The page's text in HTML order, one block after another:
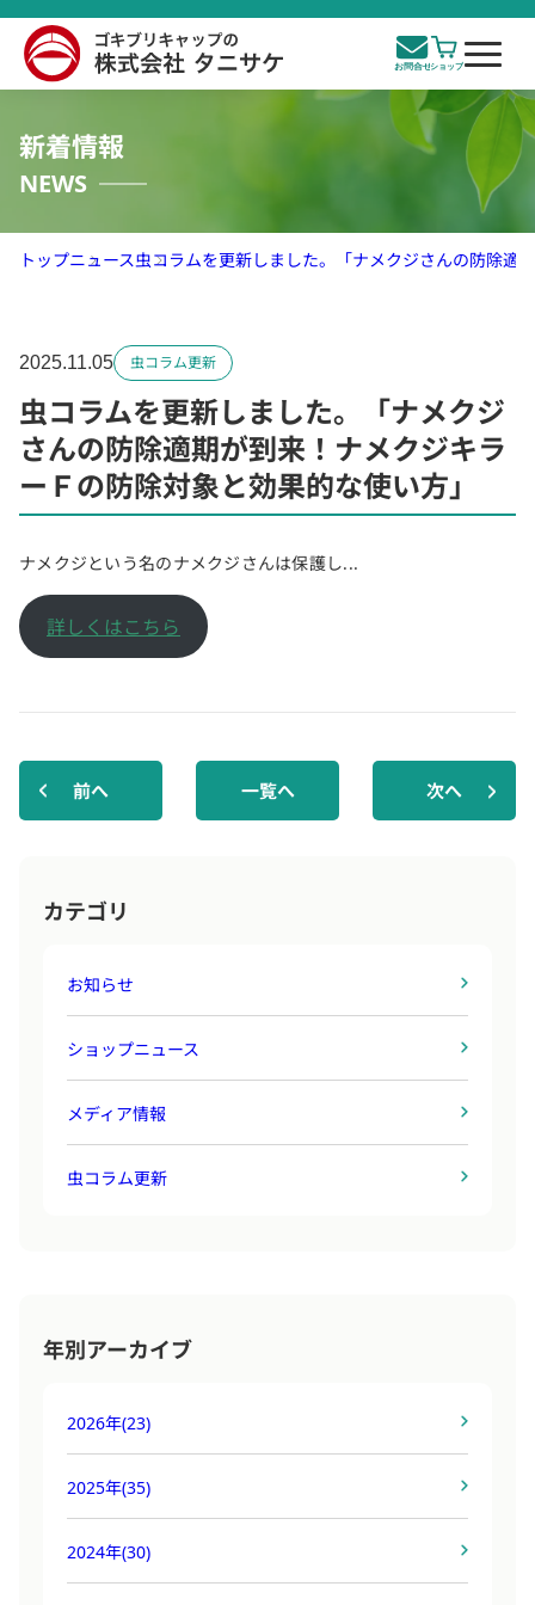
新着情報
NEWS
トップニュース虫コラムを更新しました。「ナメクジさんの防除適
2025.11.05 虫コラム更新
虫コラムを更新しました。「ナメクジ
さんの防除適期が到来！ナメクジキラ
ーＦの防除対象と効果的な使い方」
ナメクジという名のナメクジさんは保護し...
詳しくはこちら
前へ 一覧へ 次へ
カテゴリ
お知らせ
ショップニュース
メディア情報
虫コラム更新
年別アーカイブ
2026年(23)
2025年(35)
2024年(30)